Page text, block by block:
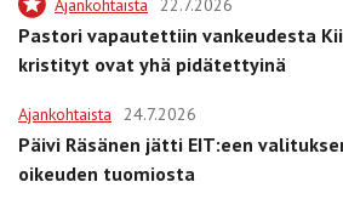
Pastori vapautettiin vankeudesta
kristityt ovat yhä pidätettyinä
Ajankohtaista 24.7.2026
Päivi Räsänen jätti EIT:een
oikeuden tuomiosta